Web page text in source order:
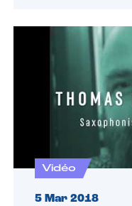
Vidéo
5 Mar 2018